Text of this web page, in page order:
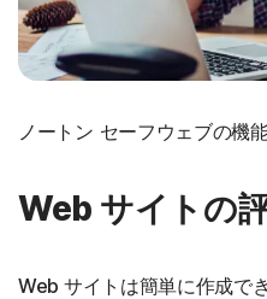
ノートン セーフウェブの機
Web サイトの
Web サイトは簡単に作成で